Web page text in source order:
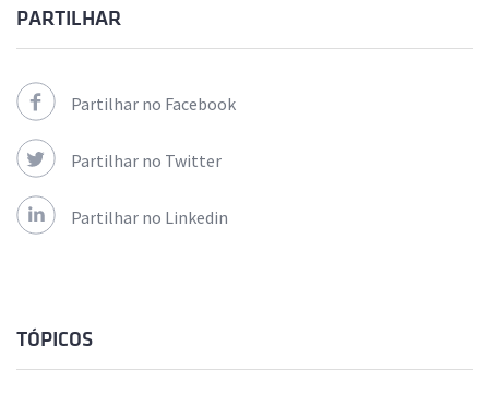
PARTILHAR
Partilhar no Facebook
Partilhar no Twitter
Partilhar no Linkedin
TÓPICOS